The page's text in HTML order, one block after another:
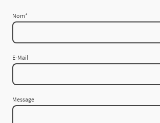
Nom*
E-Mail
Message